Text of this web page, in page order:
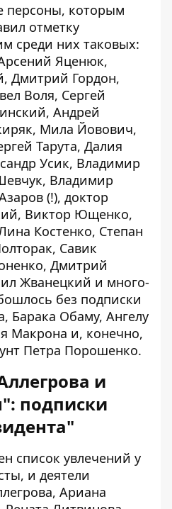
персоны, которым
отметку
среди них таковых:
Яценюк,
Дмитрий Гордон,
Воля, Сергей
Андрей
Мила Йовович,
Тарута, Далия
Усик, Владимир
Владимир
(!), доктор
Виктор Ющенко,
Костенко, Степан
Савик
Дмитрий
Жванецкий и много-
без подписки
Барака Обаму, Ангелу
Макрона и, конечно,
Петра Порошенко.
и
подписки
список увлечений у
и деятели
Ариана